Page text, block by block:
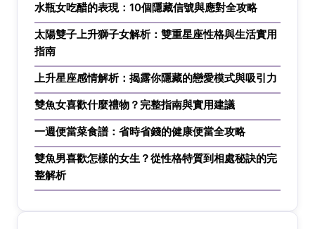
水瓶女吃醋的表現：10個隱藏信號與應對全攻略
太陽雙子上升獅子女解析：雙重星座性格與生活實用
指南
上升星座感情解析：揭露你隱藏的戀愛模式與吸引力
雙魚女喜歡什麼禮物？完整指南與實用建議
一週便當菜食譜：省時省錢的健康便當全攻略
雙魚男喜歡怎樣的女生？從性格特質到相處秘訣的完
整解析